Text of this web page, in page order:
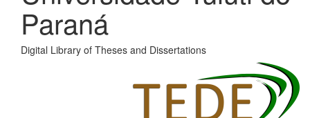
Paraná
Digital Library of Theses and Dissertations